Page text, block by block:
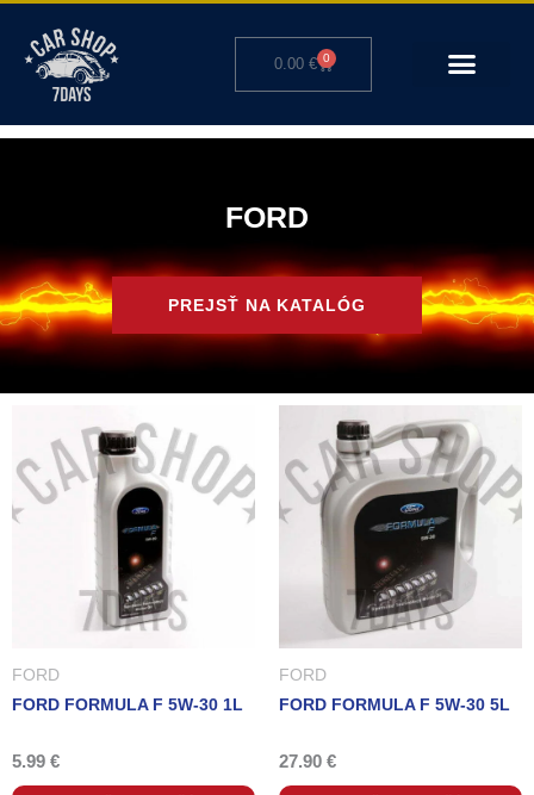
0.00€ 0
Cart
FORD
PREJSŤ NA KATALÓG
FORD
FORD FORMULA F 5W-30 1L
5.99 €
FORD
FORD FORMULA F 5W-30 5L
27.90 €